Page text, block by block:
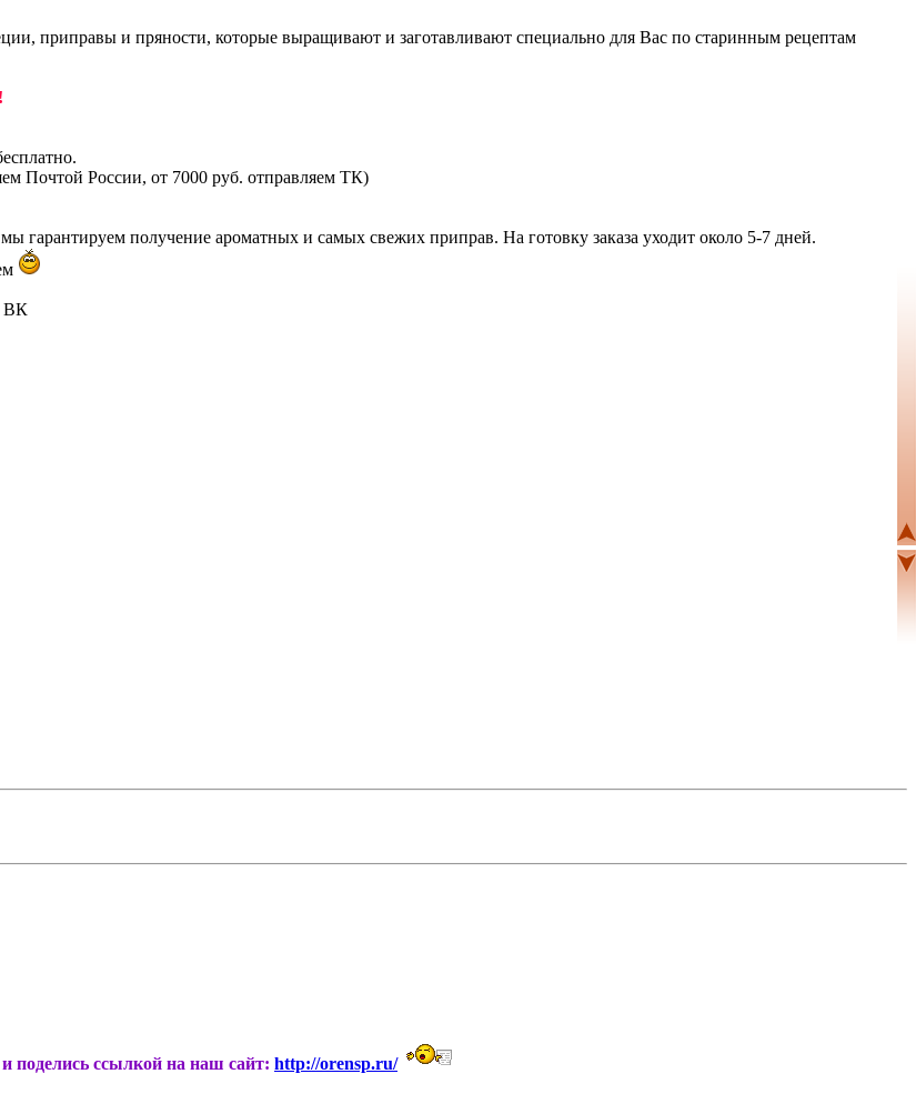
приправы и пряности, которые выращивают и заготавливают специально для Вас по старинным рецептам
Почтой России, от 7000 руб. отправляем ТК)
гарантируем получение ароматных и самых свежих приправ. На готовку заказа уходит около 5-7 дней.
ВК
поделись ссылкой на наш сайт: http://orensp.ru/